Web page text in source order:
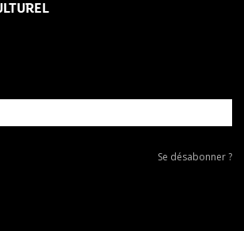
Se
Se désabonner ?